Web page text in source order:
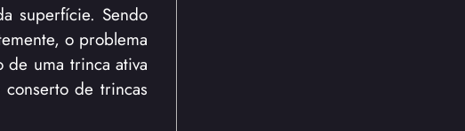
superfície. Sendo
o problema
de uma trinca ativa
de trincas